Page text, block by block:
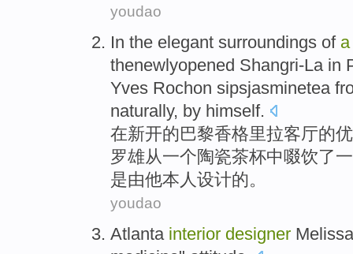
youdao
In the elegant surroundings of a
thenewlyopened Shangri-Lain
Yves Rochon sipsjasminetea
naturally, by himself.
在新开的巴黎香格里拉客厅的
罗雄从一个陶瓷茶杯中啜饮了
是由他本人设计的。
youdao
Atlanta interior designer Melissa